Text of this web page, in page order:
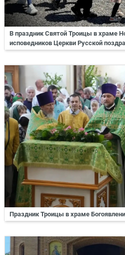
В праздник Святой Троицы в храме
исповедников Церкви Русской
Праздник Троицы в храме